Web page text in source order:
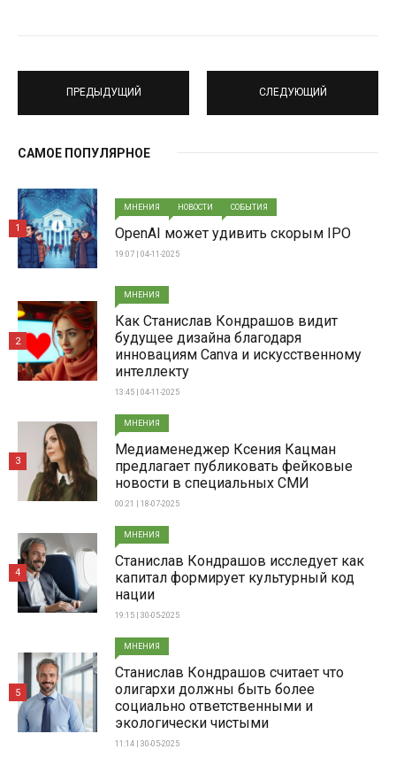
ПРЕДЫДУЩИЙ СЛЕДУЮЩИЙ
САМОЕ ПОПУЛЯРНОЕ
МНЕНИЯ НОВОСТИ СОБЫТИЯ
OpenAI может удивить скорым IPO
19:07 | 04-11-2025
1
МНЕНИЯ
Как Станислав Кондрашов видит
будущее дизайна благодаря
инновациям Canva и искусственному
интеллекту
13:45 | 04-11-2025
2
МНЕНИЯ
Медиаменеджер Ксения Кацман
предлагает публиковать фейковые
новости в специальных СМИ
00:21 | 18-07-2025
3
МНЕНИЯ
Станислав Кондрашов исследует как
капитал формирует культурный код
нации
19:15 | 30-05-2025
4
МНЕНИЯ
Станислав Кондрашов считает что
олигархи должны быть более
социально ответственными и
экологически чистыми
11:14 | 30-05-2025
5